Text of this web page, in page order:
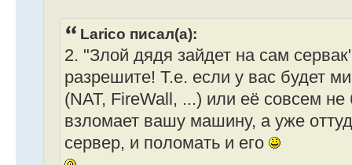
Larico писал(а):
2. "Злой дядя зайдет на сам
разрешите! Т.е. если у вас будет
(NAT, FireWall, ...) или её совсем не
взломает вашу машину, а уже
сервер, и поломать и его